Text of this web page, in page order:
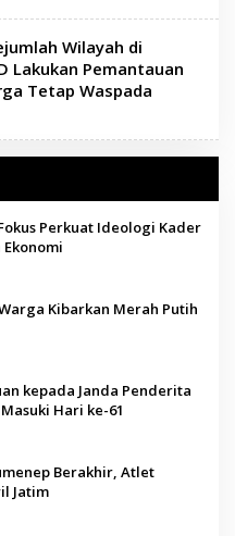
Wilayah di
Lakukan Pemantauan
Tetap Waspada
Perkuat Ideologi Kader
Kibarkan Merah Putih
kepada Janda Penderita
Hari ke-61
Berakhir, Atlet
Jatim